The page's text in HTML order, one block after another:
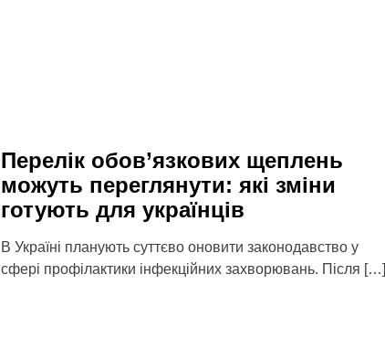
Перелік обов’язкових щеплень
можуть переглянути: які зміни
готують для українців
В Україні планують суттєво оновити законодавство у
сфері профілактики інфекційних захворювань. Після […]